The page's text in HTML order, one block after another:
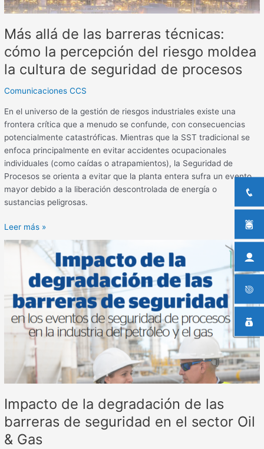
Más allá de las barreras técnicas:
cómo la percepción del riesgo moldea
la cultura de seguridad de procesos
Comunicaciones CCS
En el universo de la gestión de riesgos industriales existe una
frontera crítica que a menudo se confunde, con consecuencias
potencialmente catastróficas. Mientras que la SST tradicional se
enfoca principalmente en evitar accidentes ocupacionales
individuales (como caídas o atrapamientos), la Seguridad de
Procesos se orienta a evitar que la planta entera sufra un evento
mayor debido a la liberación descontrolada de energía o
sustancias peligrosas.
riesgo
la
cultura
de
seguridad
procesos
Leer más »
Impacto de la degradación de las
barreras de seguridad en el sector Oil
& Gas
Impacto
degradación
las
barreras
de
seguridad
Oil
&
Gas